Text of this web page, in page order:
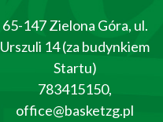
65-147 Zielona Góra, ul.
Urszuli 14 (za budynkiem
Startu)
783415150,
office@basketzg.pl